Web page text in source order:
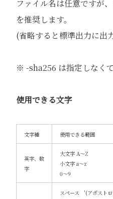
ファイル名は任意ですが
を推奨します。
(省略すると標準出力に出
※ -sha256 は指定しなくて
使用できる文字
文字種 使用できる範囲
英字、数
字
大文字 A～Z
小文字 a～z
0～9
スペース '(アポスト